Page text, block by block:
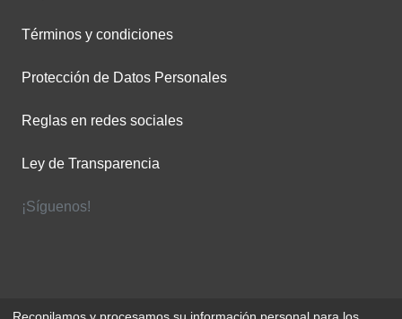
Términos y condiciones
Protección de Datos Personales
Reglas en redes sociales
Ley de Transparencia
¡Síguenos!